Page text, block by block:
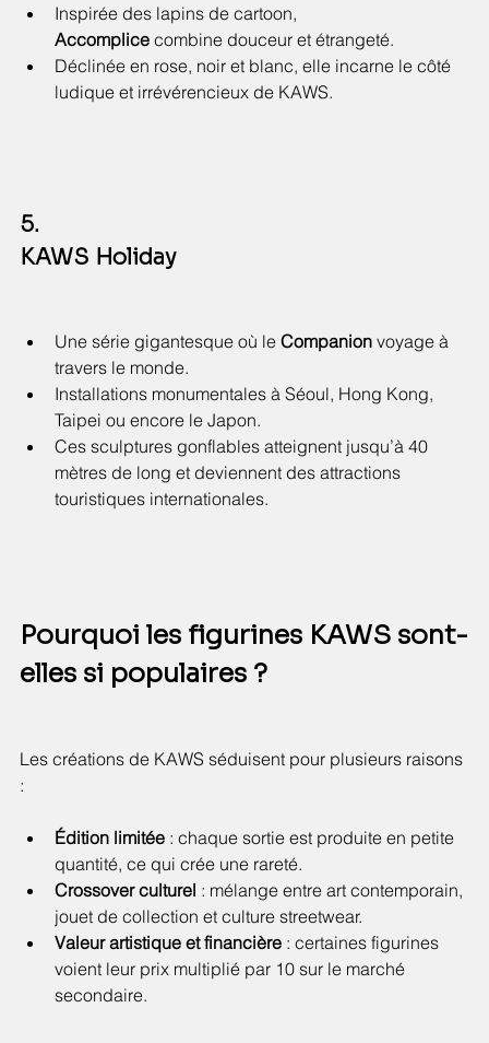
Inspirée des lapins de cartoon,
Accomplice combine douceur et étrangeté.
Déclinée en rose, noir et blanc, elle incarne le côté
ludique et irrévérencieux de KAWS.
5.
KAWS Holiday
Une série gigantesque où le Companion voyage à
travers le monde.
Installations monumentales à Séoul, Hong Kong,
Taipei ou encore le Japon.
Ces sculptures gonflables atteignent jusqu’à 40
mètres de long et deviennent des attractions
touristiques internationales.
Pourquoi les figurines KAWS sont-
elles si populaires ?
Les créations de KAWS séduisent pour plusieurs raisons
:
Édition limitée : chaque sortie est produite en petite
quantité, ce qui crée une rareté.
Crossover culturel : mélange entre art contemporain,
jouet de collection et culture streetwear.
Valeur artistique et financière : certaines figurines
voient leur prix multiplié par 10 sur le marché
secondaire.